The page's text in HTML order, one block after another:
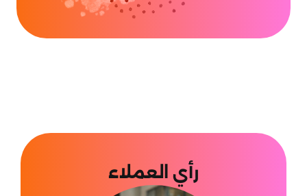
رأي العملاء